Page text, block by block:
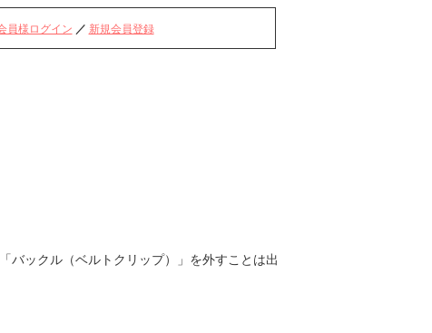
員様ログイン ／ 新規会員登録
バックル（ベルトクリップ）」を外すことは出